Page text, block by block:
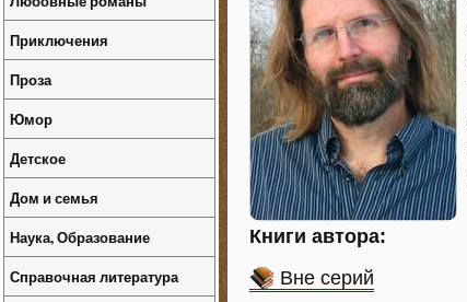
Книги автора:
Вне серий
Приключения
Проза
Юмор
Детское
Дом и семья
Наука, Образование
Справочная литература